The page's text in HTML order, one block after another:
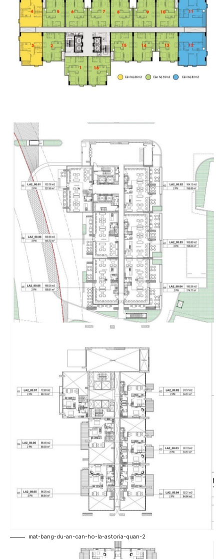
mat-bang-du-an-can-ho-la-astoria-quan-2